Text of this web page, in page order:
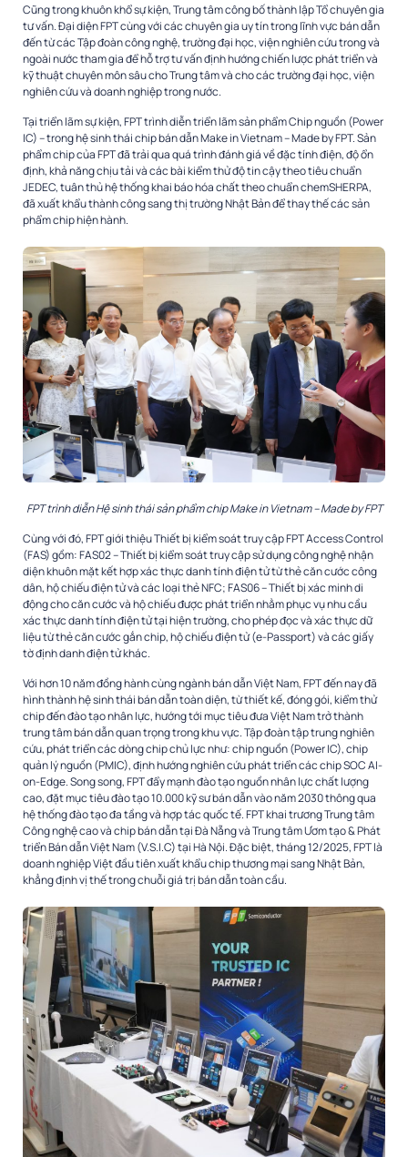
Cũng trong khuôn khổ sự kiện, Trung tâm công bố thành lập Tổ chuyên gia
tư vấn. Đại diện FPT cùng với các chuyên gia uy tín trong lĩnh vực bán dẫn
đến từ các Tập đoàn công nghệ, trường đại học, viện nghiên cứu trong và
ngoài nước tham gia để hỗ trợ tư vấn định hướng chiến lược phát triển và
kỹ thuật chuyên môn sâu cho Trung tâm và cho các trường đại học, viện
nghiên cứu và doanh nghiệp trong nước.
Tại triển lãm sự kiện, FPT trình diễn triển lãm sản phẩm Chip nguồn (Power
IC) – trong hệ sinh thái chip bán dẫn Make in Vietnam – Made by FPT. Sản
phẩm chip của FPT đã trải qua quá trình đánh giá về đặc tính điện, độ ổn
định, khả năng chịu tải và các bài kiểm thử độ tin cậy theo tiêu chuẩn
JEDEC, tuân thủ hệ thống khai báo hóa chất theo chuẩn chemSHERPA,
đã xuất khẩu thành công sang thị trường Nhật Bản để thay thế các sản
phẩm chip hiện hành.
FPT trình diễn Hệ sinh thái sản phẩm chip Make in Vietnam – Made by FPT
Cùng với đó, FPT giới thiệu Thiết bị kiểm soát truy cập FPT Access Control
(FAS) gồm: FAS02 – Thiết bị kiểm soát truy cập sử dụng công nghệ nhận
diện khuôn mặt kết hợp xác thực danh tính điện tử từ thẻ căn cước công
dân, hộ chiếu điện tử và các loại thẻ NFC; FAS06 – Thiết bị xác minh di
động cho căn cước và hộ chiếu được phát triển nhằm phục vụ nhu cầu
xác thực danh tính điện tử tại hiện trường, cho phép đọc và xác thực dữ
liệu từ thẻ căn cước gắn chip, hộ chiếu điện tử (e-Passport) và các giấy
tờ định danh điện tử khác.
Với hơn 10 năm đồng hành cùng ngành bán dẫn Việt Nam, FPT đến nay đã
hình thành hệ sinh thái bán dẫn toàn diện, từ thiết kế, đóng gói, kiểm thử
chip đến đào tạo nhân lực, hướng tới mục tiêu đưa Việt Nam trở thành
trung tâm bán dẫn quan trọng trong khu vực. Tập đoàn tập trung nghiên
cứu, phát triển các dòng chip chủ lực như: chip nguồn (Power IC), chip
quản lý nguồn (PMIC), định hướng nghiên cứu phát triển các chip SOC AI-
on-Edge. Song song, FPT đẩy mạnh đào tạo nguồn nhân lực chất lượng
cao, đặt mục tiêu đào tạo 10.000 kỹ sư bán dẫn vào năm 2030 thông qua
hệ thống đào tạo đa tầng và hợp tác quốc tế. FPT khai trương Trung tâm
Công nghệ cao và chip bán dẫn tại Đà Nẵng và Trung tâm Ươm tạo & Phát
triển Bán dẫn Việt Nam (V.S.I.C) tại Hà Nội. Đặc biệt, tháng 12/2025, FPT là
doanh nghiệp Việt đầu tiên xuất khẩu chip thương mại sang Nhật Bản,
khẳng định vị thế trong chuỗi giá trị bán dẫn toàn cầu.